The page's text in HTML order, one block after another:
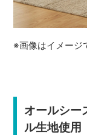
※画像はイメージ
オールシー
ル生地使用